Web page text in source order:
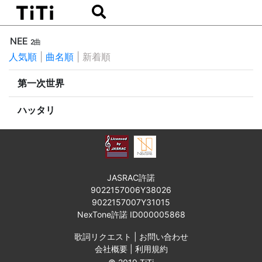
NEE 2曲
人気順 曲名順 新着順
第一次世界
ハッタリ
JASRAC許諾
9022157006Y38026
9022157007Y31015
NexTone許諾 ID000005868
歌詞リクエスト
お問い合わせ
会社概要| 利用規約